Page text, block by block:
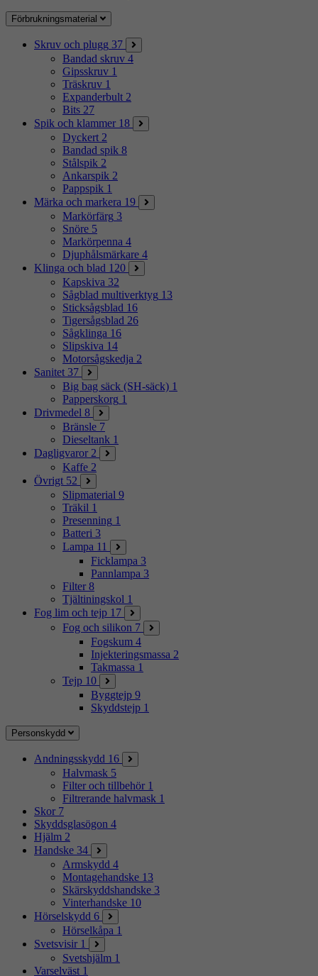
Förbrukningsmaterial
Skruv och plugg 37
Bandad skruv 4
Gipsskruv 1
Träskruv 1
Expanderbult 2
Bits 27
Spik och klammer 18
Dyckert 2
Bandad spik 8
Stålspik 2
Ankarspik 2
Pappspik 1
Märka och markera 19
Markörfärg 3
Snöre 5
Markörpenna 4
Djuphålsmärkare 4
Klinga och blad 120
Kapskiva 32
Sågblad multiverktyg 13
Sticksågsblad 16
Tigersågsblad 26
Sågklinga 16
Slipskiva 14
Motorsågskedja 2
Sanitet 37
Big bag säck (SH-säck) 1
Papperskorg 1
Drivmedel 8
Bränsle 7
Dieseltank 1
Dagligvaror 2
Kaffe 2
Övrigt 52
Slipmaterial 9
Träkil 1
Presenning 1
Batteri 3
Lampa 11
Ficklampa 3
Pannlampa 3
Filter 8
Tjältiningskol 1
Fog lim och tejp 17
Fog och silikon 7
Fogskum 4
Injekteringsmassa 2
Takmassa 1
Tejp 10
Byggtejp 9
Skyddstejp 1
Personskydd
Andningsskydd 16
Halvmask 5
Filter och tillbehör 1
Filtrerande halvmask 1
Skor 7
Skyddsglasögon 4
Hjälm 2
Handske 34
Armskydd 4
Montagehandske 13
Skärskyddshandske 3
Vinterhandske 10
Hörselskydd 6
Hörselkåpa 1
Svetsvisir 1
Svetshjälm 1
Varselväst 1